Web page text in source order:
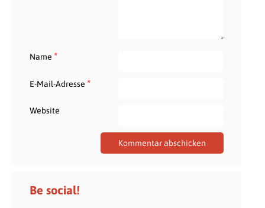
Name *
E-Mail-Adresse *
Website
Be social!